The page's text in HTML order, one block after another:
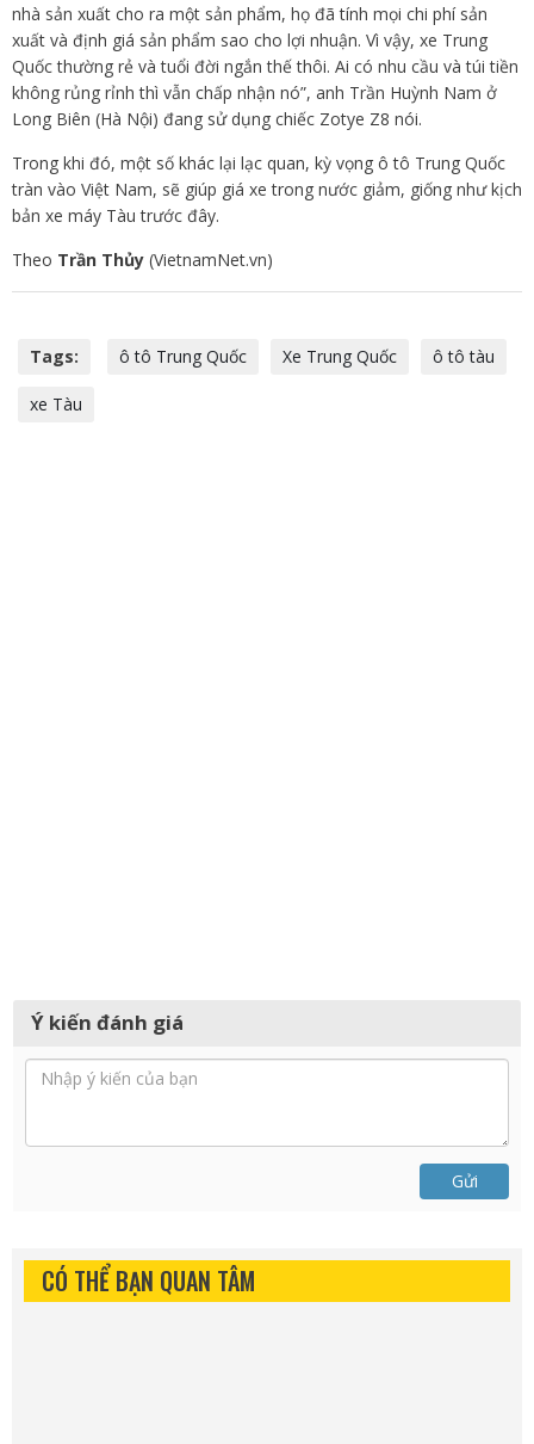
nhà sản xuất cho ra một sản phẩm, họ đã tính mọi chi phí sản
xuất và định giá sản phẩm sao cho lợi nhuận. Vì vậy, xe Trung
Quốc thường rẻ và tuổi đời ngắn thế thôi. Ai có nhu cầu và túi tiền
không rủng rỉnh thì vẫn chấp nhận nó”, anh Trần Huỳnh Nam ở
Long Biên (Hà Nội) đang sử dụng chiếc Zotye Z8 nói.
Trong khi đó, một số khác lại lạc quan, kỳ vọng ô tô Trung Quốc
tràn vào Việt Nam, sẽ giúp giá xe trong nước giảm, giống như kịch
bản xe máy Tàu trước đây.
Theo Trần Thủy (VietnamNet.vn)
Tags: ô tô Trung Quốc Xe Trung Quốc ô tô tàu
xe Tàu
Ý kiến đánh giá
Gửi
CÓ THỂ BẠN QUAN TÂM